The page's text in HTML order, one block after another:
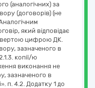
(аналогічних) за
(договорів) (не
який відповідає
цифрою ДК.
зазначеного в
копії/ю
виконання не
зазначеного в
п. 4.2. Додатку 1 до